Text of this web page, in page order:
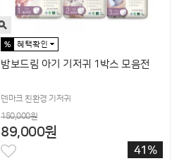
밤보드림 아기 기저귀 1박스 모음전
덴마크 친환경 기저귀
150,000원
89,000원
41%